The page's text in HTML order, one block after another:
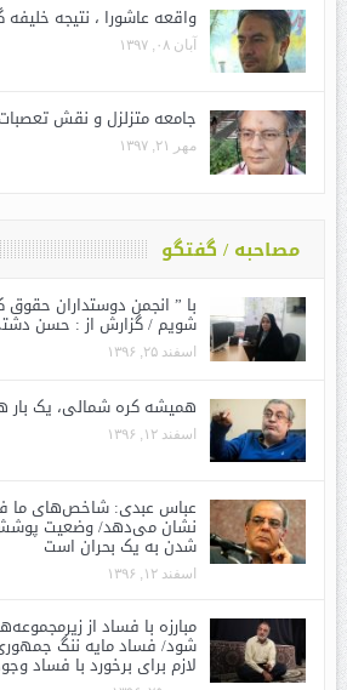
واقعه عاشورا ، نتیجه
آبان ۰۸, ۱۳۹۷
جامعه متزلزل و نقش
مهر ۲۱, ۱۳۹۷
مصاحبه / گفتگو
با ” انجمن دوستداران حقوق
شویم / گزارش از : حسن
اسفند ۲۵, ۱۳۹۶
همیشه کره شمالی، یک بار
اسفند ۱۲, ۱۳۹۶
عباس عبدی: شاخص‌های ما
نشان می‌دهد/ وضعیت پوشش
شدن به یک بحران است
اسفند ۱۲, ۱۳۹۶
مبارزه با فساد از
شود/ فساد مایه ننگ
لازم برای برخورد با فساد